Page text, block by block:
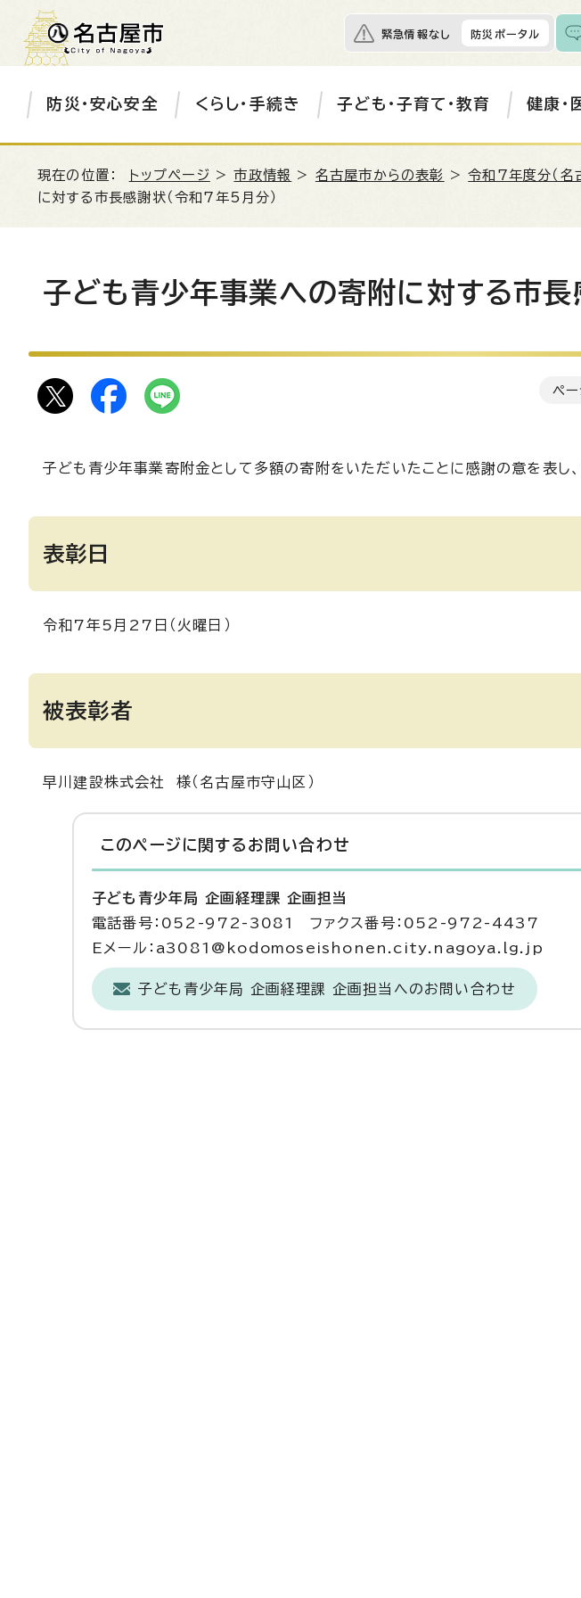
緊急情報なし 防災ポータル
防災・安心安全 くらし・手続き 子ども・子育て・教育 健康・
現在の位置： トップページ >市政情報 > 名古屋市からの表彰 >令和7年度分（名
に対する市長感謝状（令和7年5月分）
子ども青少年事業への寄附に対する市長
ペ
子ども青少年事業寄附金として多額の寄附をいただいたことに感謝の意を表し
表彰日
令和7年5月27日（火曜日）
被表彰者
早川建設株式会社 様（名古屋市守山区）
このページに関する お問い合わせ
子ども青少年局 企画経理課 企画担当
電話番号：052-972-3081 ファクス番号：052-972-4437
Eメール：a3081@kodomoseishonen.city.nagoya.lg.jp
子ども青少年局 企画経理課 企画担当へのお問い合わせ